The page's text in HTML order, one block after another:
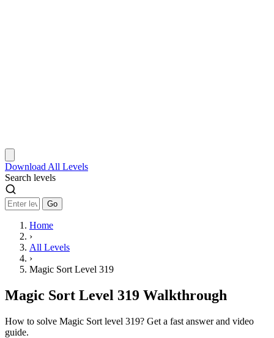
Download All Levels
Search levels
Go
Home
›
All Levels
›
Magic Sort Level 319
Magic Sort Level 319 Walkthrough
How to solve Magic Sort level 319? Get a fast answer and video
guide.